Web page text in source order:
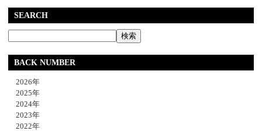
SEARCH
BACK NUMBER
2026年
2025年
2024年
2023年
2022年